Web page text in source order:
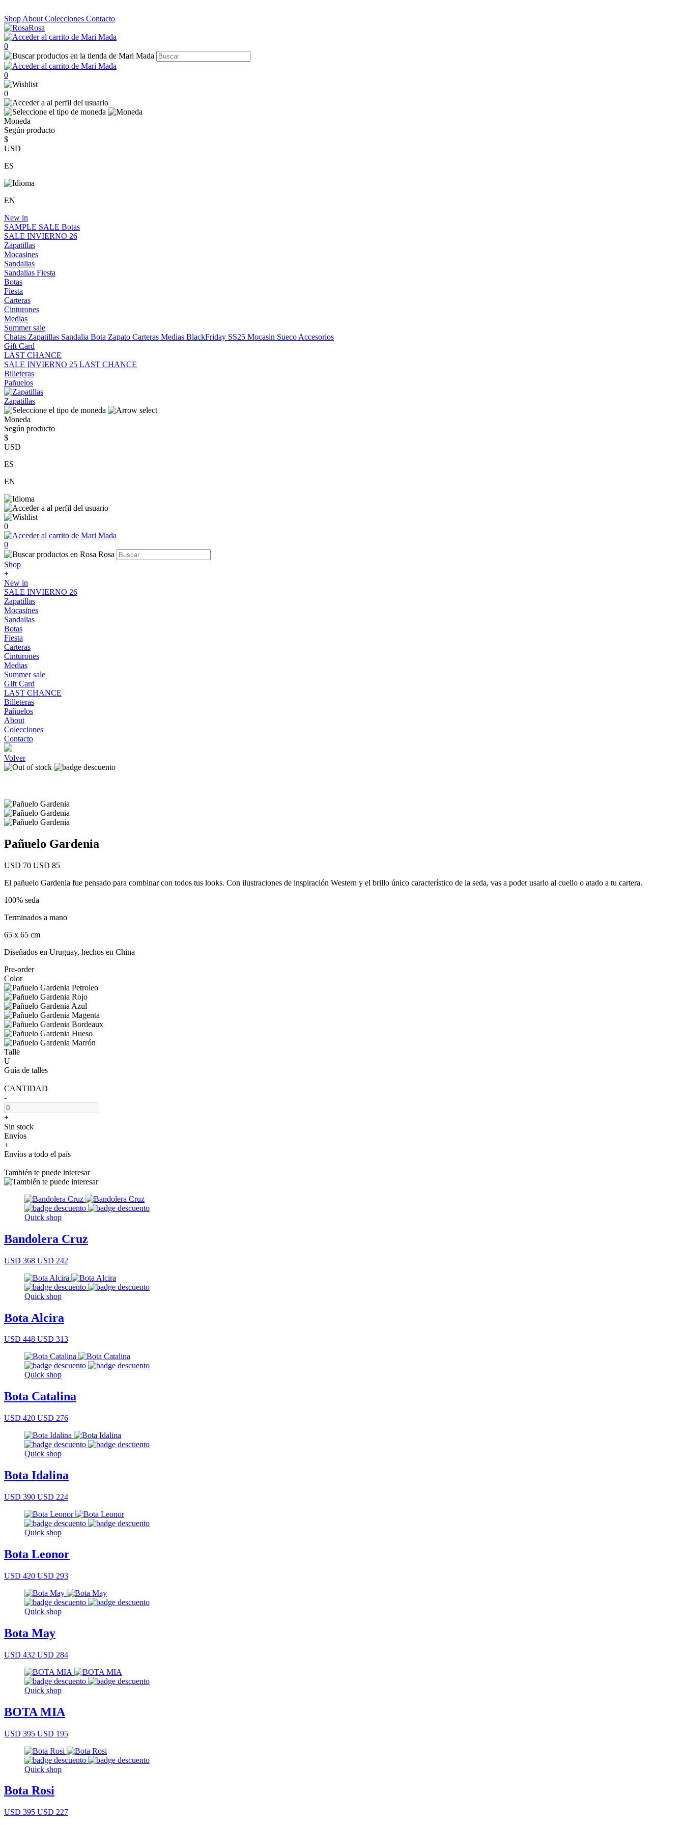
Shop About Colecciones Contacto
0
0
0
Moneda
Según producto
$
USD
ES
EN
New in
SAMPLE SALE Botas
SALE INVIERNO 26
Zapatillas
Mocasines
Sandalias
Sandalias Fiesta
Botas
Fiesta
Carteras
Cinturones
Medias
Summer sale
Chatas Zapatillas Sandalia Bota Zapato Carteras Medias BlackFriday SS25 Mocasin Sueco Accesorios
Gift Card
LAST CHANCE
SALE INVIERNO 25 LAST CHANCE
Billeteras
Pañuelos
Zapatillas
Moneda
Según producto
$
USD
ES
EN
0
0
Shop
+
New in
SALE INVIERNO 26
Zapatillas
Mocasines
Sandalias
Botas
Fiesta
Carteras
Cinturones
Medias
Summer sale
Gift Card
LAST CHANCE
Billeteras
Pañuelos
About
Colecciones
Contacto
Volver
Pañuelo Gardenia
USD 70 USD 85
El pañuelo Gardenia fue pensado para combinar con todos tus looks. Con ilustraciones de inspiración Western y el brillo único característico de la seda, vas a poder usarlo al cuello o atado a tu cartera.
100% seda
Terminados a mano
65 x 65 cm
Diseñados en Uruguay, hechos en China
Pre-order
Color
Talle
U
Guía de talles
CANTIDAD
-
+
Sin stock
Envíos
+
Envíos a todo el país
También te puede interesar
Quick shop
Bandolera Cruz
USD 368 USD 242
Quick shop
Bota Alcira
USD 448 USD 313
Quick shop
Bota Catalina
USD 420 USD 276
Quick shop
Bota Idalina
USD 390 USD 224
Quick shop
Bota Leonor
USD 420 USD 293
Quick shop
Bota May
USD 432 USD 284
Quick shop
BOTA MIA
USD 395 USD 195
Quick shop
Bota Rosi
USD 395 USD 227